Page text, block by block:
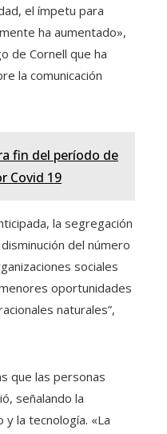
el ímpetu para
ha aumentado»,
de Cornell que ha
la comunicación
fin del período de
Covid 19
la segregación
del número
sociales
oportunidades
naturales”,
que las personas
señalando la
la tecnología. «La